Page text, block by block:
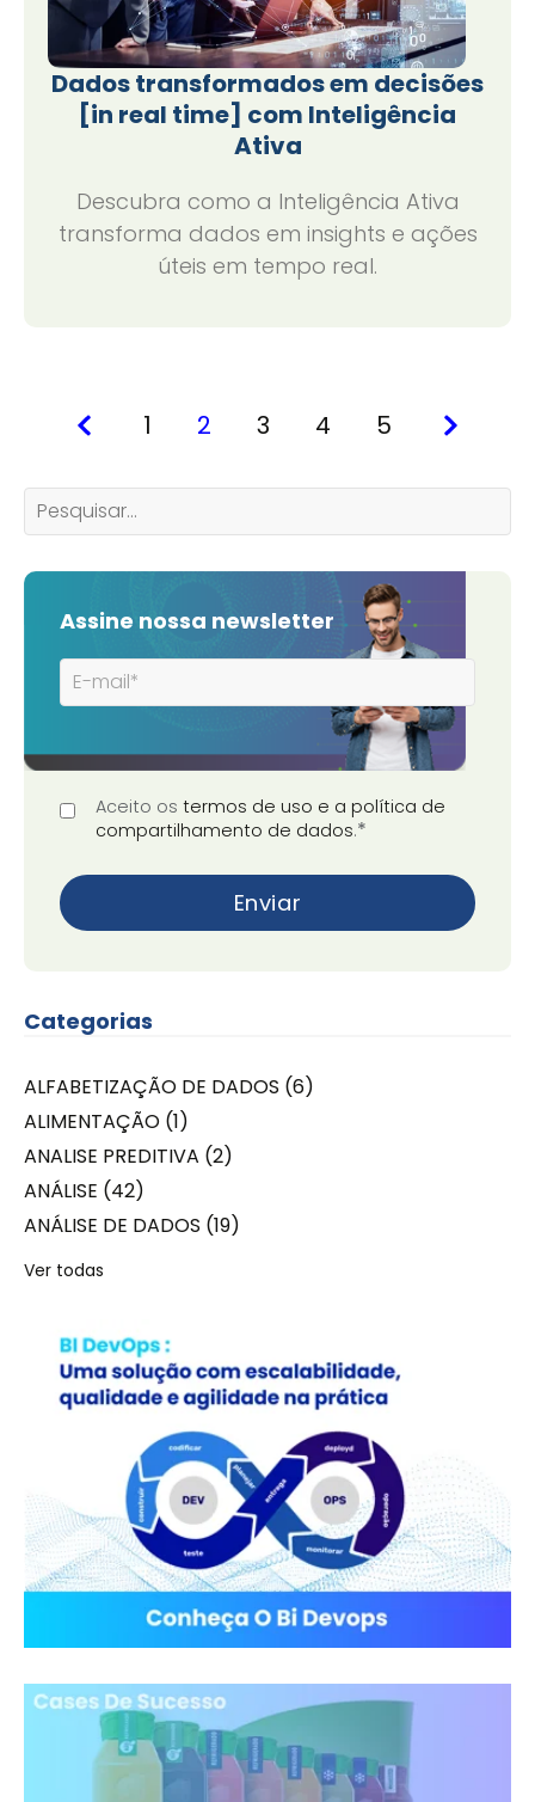
Dados transformados em decisões
[in real time] com Inteligência
Ativa
Descubra como a Inteligência Ativa
transforma dados em insights e ações
úteis em tempo real.
1 2 3 4 5
Assine nossa newsletter
Aceito os termos de uso e a política de
compartilhamento de dados.*
Categorias
ALFABETIZAÇÃO DE DADOS (6)
ALIMENTAÇÃO (1)
ANALISE PREDITIVA (2)
ANÁLISE (42)
ANÁLISE DE DADOS (19)
Ver todas